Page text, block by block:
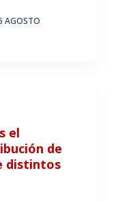
AGOSTO
el
de
distintos